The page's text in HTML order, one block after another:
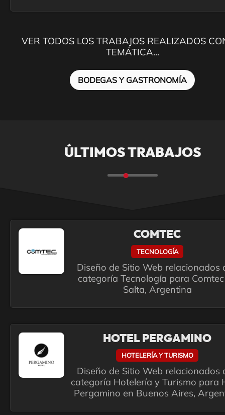
VER TODOS LOS TRABAJOS REALIZADOS
TEMÁTICA...
BODEGAS Y GASTRONOMÍA
ÚLTIMOS TRABAJOS
COMTEC
TECNOLOGÍA
Diseño de Sitio Web relacionados
categoría Tecnología para
Salta, Argentina
HOTEL PERGAMINO
HOTELERÍA Y TURISMO
Diseño de Sitio Web relacionados
categoría Hotelería y Turismo para
Pergamino en Buenos Aires,